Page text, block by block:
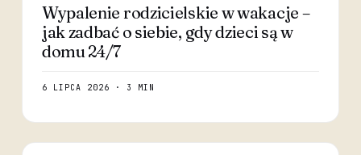
Wypalenie rodzicielskie w wakacje –
jak zadbać o siebie, gdy dzieci są w
domu 24/7
6 LIPCA 2026 · 3 MIN